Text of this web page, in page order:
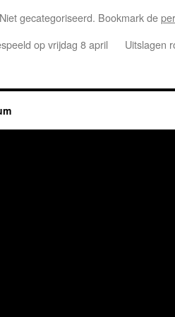
gecategoriseerd. Bookmark de
op vrijdag 8 april
Uitslagen